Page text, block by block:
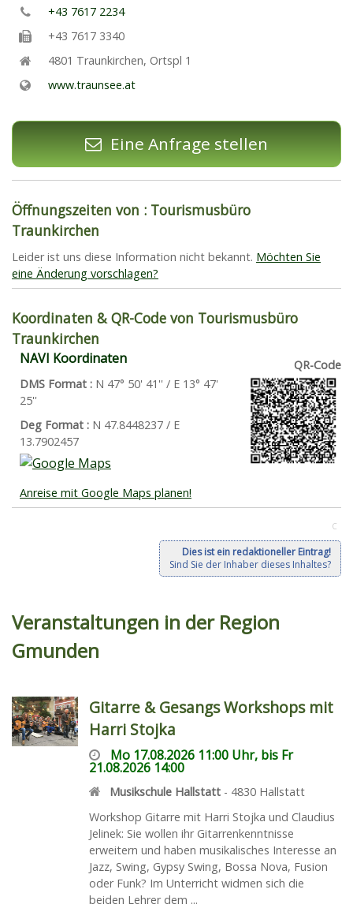
+43 7617 2234
+43 7617 3340
4801 Traunkirchen, Ortspl 1
www.traunsee.at
Eine Anfrage stellen
Öffnungszeiten von : Tourismusbüro
Traunkirchen
Leider ist uns diese Information nicht bekannt. Möchten Sie
eine Änderung vorschlagen?
Koordinaten & QR-Code von Tourismusbüro
Traunkirchen
NAVI Koordinaten
DMS Format : N 47° 50' 41'' / E 13° 47'
25''
Deg Format : N 47.8448237 / E
13.7902457
Anreise mit Google Maps planen!
QR-Code
C
Dies ist ein redaktioneller Eintrag!
Sind Sie der Inhaber dieses Inhaltes?
Veranstaltungen in der Region
Gmunden
Gitarre & Gesangs Workshops mit
Harri Stojka
Mo 17.08.2026 11:00 Uhr, bis Fr
21.08.2026 14:00
Musikschule Hallstatt - 4830 Hallstatt
Workshop Gitarre mit Harri Stojka und Claudius
Jelinek: Sie wollen ihr Gitarrenkenntnisse
erweitern und haben musikalisches Interesse an
Jazz, Swing, Gypsy Swing, Bossa Nova, Fusion
oder Funk? Im Unterricht widmen sich die
beiden Lehrer dem ...